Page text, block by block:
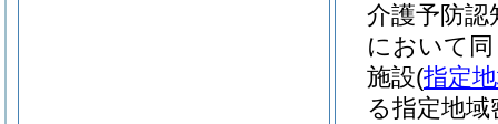
介護予防認
において
施設(指定
る指定地